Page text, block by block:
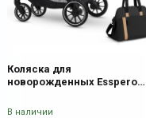
Коляска для
новорожденных Esspero
В наличии